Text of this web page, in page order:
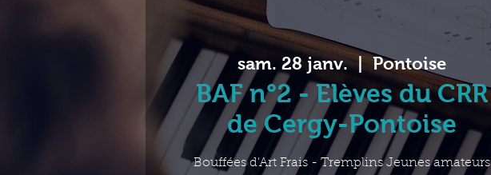
sam. 28 janv.
  |
Pontoise
BAF n°2 - Elèves du CRR
de Cergy-Pontoise
Bouffées d'Art Frais - Tremplins Jeunes amateurs